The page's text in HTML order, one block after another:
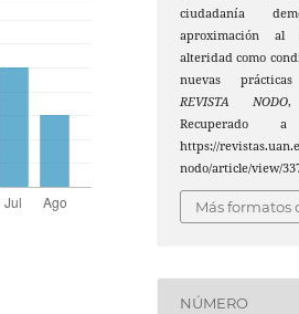
ciudadanía
aproximación
alteridad como
nuevas
REVISTA NODO
https://
nodo/article/view/
Más formatos
NÚMERO